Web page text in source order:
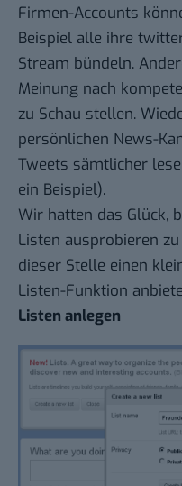
Firmen-Accounts
Beispiel alle ihre
Stream bündeln.
Meinung nach
zu Schau stellen.
persönlichen News-
Tweets sämtlicher
ein Beispiel).
Wir hatten das Glück,
Listen ausprobieren
dieser Stelle einen
Listen-Funktion
Listen anlegen